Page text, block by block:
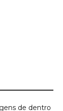
de dentro